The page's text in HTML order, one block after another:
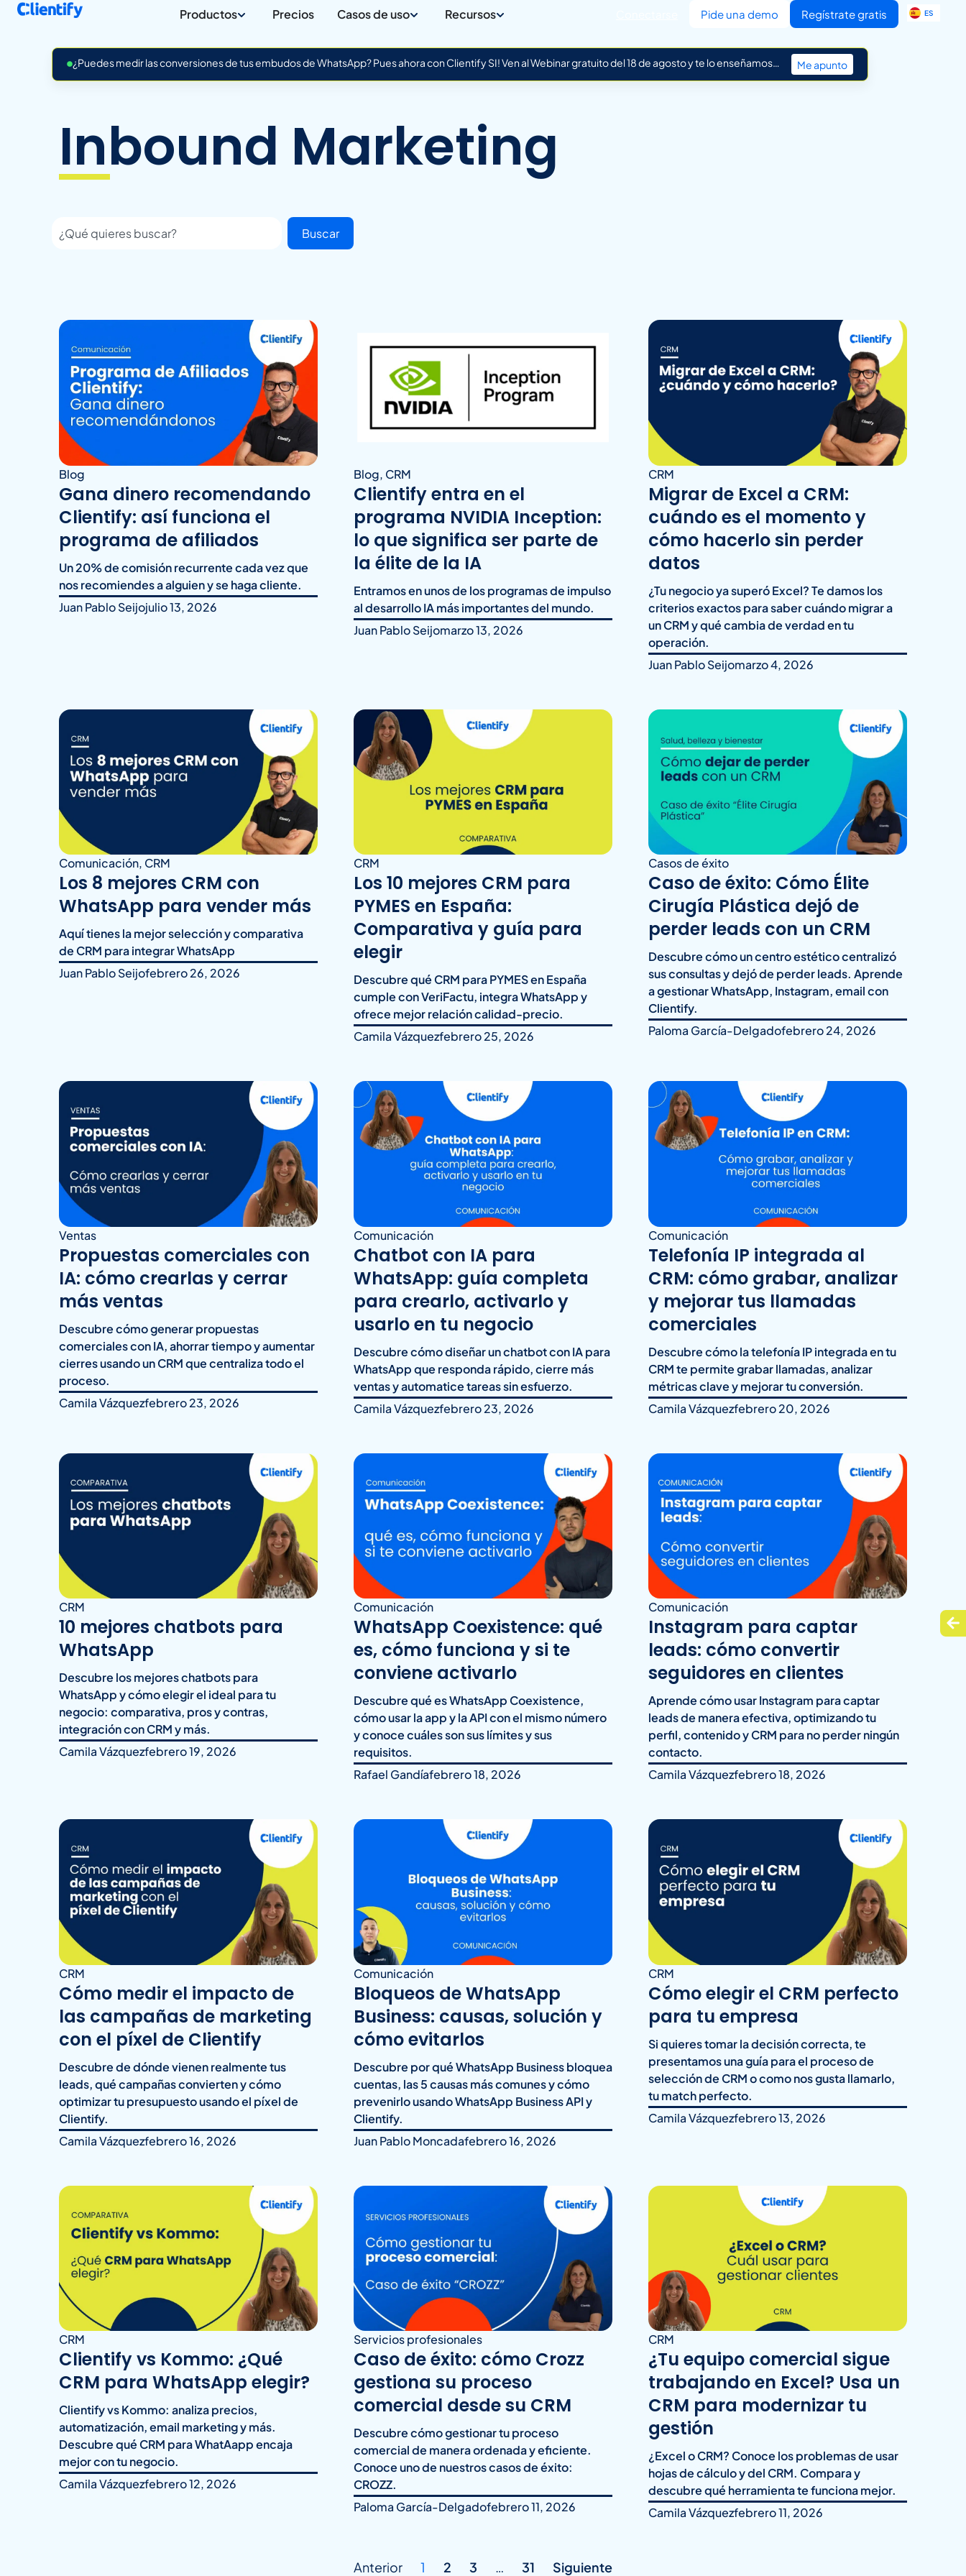
Productos Precios Casos de uso Recursos Pide una demo Regístrate gratis ES
IT
¿Puedes medir las conversiones de tus embudos de WhatsApp? Pues ahora con Clientify SI! Ven al Webinar gratuito del 18 de agosto y te lo enseñamos… Me apunto
Inbound Marketing
Buscar
Blog
Gana dinero recomendando
Clientify: así funciona el
programa de afiliados
Un 20% de comisión recurrente cada vez que
nos recomiendes a alguien y se haga cliente.
Juan Pablo Seijojulio 13, 2026
Blog, CRM
Clientify entra en el
programa NVIDIA Inception:
lo que significa ser parte de
la élite de la IA
Entramos en unos de los programas de impulso
al desarrollo IA más importantes del mundo.
Juan Pablo Seijomarzo 13, 2026
CRM
Migrar de Excel a CRM:
cuándo es el momento y
cómo hacerlo sin perder
datos
¿Tu negocio ya superó Excel? Te damos los
criterios exactos para saber cuándo migrar a
un CRM y qué cambia de verdad en tu
operación.
Juan Pablo Seijomarzo 4, 2026
Comunicación, CRM
Los 8 mejores CRM con
WhatsApp para vender más
Aquí tienes la mejor selección y comparativa
de CRM para integrar WhatsApp
Juan Pablo Seijofebrero 26, 2026
CRM
Los 10 mejores CRM para
PYMES en España:
Comparativa y guía para
elegir
Descubre qué CRM para PYMES en España
cumple con VeriFactu, integra WhatsApp y
ofrece mejor relación calidad-precio.
Camila Vázquezfebrero 25, 2026
Casos de éxito
Caso de éxito: Cómo Élite
Cirugía Plástica dejó de
perder leads con un CRM
Descubre cómo un centro estético centralizó
sus consultas y dejó de perder leads. Aprende
a gestionar WhatsApp, Instagram, email con
Clientify.
Paloma García-Delgadofebrero 24, 2026
Ventas
Propuestas comerciales con
IA: cómo crearlas y cerrar
más ventas
Descubre cómo generar propuestas
comerciales con IA, ahorrar tiempo y aumentar
cierres usando un CRM que centraliza todo el
proceso.
Camila Vázquezfebrero 23, 2026
Comunicación
Chatbot con IA para
WhatsApp: guía completa
para crearlo, activarlo y
usarlo en tu negocio
Descubre cómo diseñar un chatbot con IA para
WhatsApp que responda rápido, cierre más
ventas y automatice tareas sin esfuerzo.
Camila Vázquezfebrero 23, 2026
Comunicación
Telefonía IP integrada al
CRM: cómo grabar, analizar
y mejorar tus llamadas
comerciales
Descubre cómo la telefonía IP integrada en tu
CRM te permite grabar llamadas, analizar
métricas clave y mejorar tu conversión.
Camila Vázquezfebrero 20, 2026
CRM
10 mejores chatbots para
WhatsApp
Descubre los mejores chatbots para
WhatsApp y cómo elegir el ideal para tu
negocio: comparativa, pros y contras,
integración con CRM y más.
Camila Vázquezfebrero 19, 2026
Comunicación
WhatsApp Coexistence: qué
es, cómo funciona y si te
conviene activarlo
Descubre qué es WhatsApp Coexistence,
cómo usar la app y la API con el mismo número
y conoce cuáles son sus límites y sus
requisitos.
Rafael Gandíafebrero 18, 2026
Comunicación
Instagram para captar
leads: cómo convertir
seguidores en clientes
Aprende cómo usar Instagram para captar
leads de manera efectiva, optimizando tu
perfil, contenido y CRM para no perder ningún
contacto.
Camila Vázquezfebrero 18, 2026
CRM
Cómo medir el impacto de
las campañas de marketing
con el píxel de Clientify
Descubre de dónde vienen realmente tus
leads, qué campañas convierten y cómo
optimizar tu presupuesto usando el píxel de
Clientify.
Camila Vázquezfebrero 16, 2026
Comunicación
Bloqueos de WhatsApp
Business: causas, solución y
cómo evitarlos
Descubre por qué WhatsApp Business bloquea
cuentas, las 5 causas más comunes y cómo
prevenirlo usando WhatsApp Business API y
Clientify.
Juan Pablo Moncadafebrero 16, 2026
CRM
Cómo elegir el CRM perfecto
para tu empresa
Si quieres tomar la decisión correcta, te
presentamos una guía para el proceso de
selección de CRM o como nos gusta llamarlo,
tu match perfecto.
Camila Vázquezfebrero 13, 2026
CRM
Clientify vs Kommo: ¿Qué
CRM para WhatsApp elegir?
Clientify vs Kommo: analiza precios,
automatización, email marketing y más.
Descubre qué CRM para WhatAapp encaja
mejor con tu negocio.
Camila Vázquezfebrero 12, 2026
Servicios profesionales
Caso de éxito: cómo Crozz
gestiona su proceso
comercial desde su CRM
Descubre cómo gestionar tu proceso
comercial de manera ordenada y eficiente.
Conoce uno de nuestros casos de éxito:
CROZZ.
Paloma García-Delgadofebrero 11, 2026
CRM
¿Tu equipo comercial sigue
trabajando en Excel? Usa un
CRM para modernizar tu
gestión
¿Excel o CRM? Conoce los problemas de usar
hojas de cálculo y del CRM. Compara y
descubre qué herramienta te funciona mejor.
Camila Vázquezfebrero 11, 2026
Anterior 1 2 3 … 31 Siguiente